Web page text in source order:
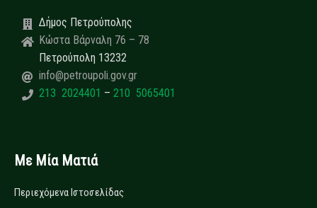
Δήμος Πετρούπολης
Κώστα Βάρναλη 76 – 78
Πετρούπολη 13232
info@petroupoli.gov.gr
213 2024401 – 210 5065401
Με Μία Ματιά
Περιεχόμενα Ιστοσελίδας